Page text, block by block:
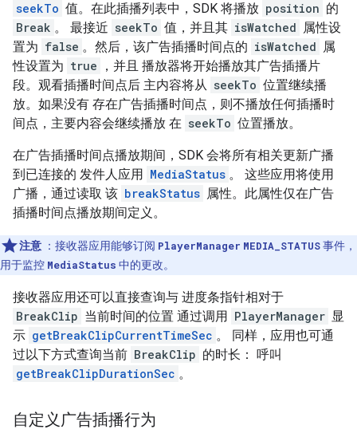
seekTo 值。在此插播列表中，SDK 将播放 position 的
Break 。 最接近 seekTo 值，并且其 isWatched 属性设
置为 false 。然后，该广告插播时间点的 isWatched 属
性设置为 true
，并且 播放器将开始播放其广告插播片
段。观看插播时间点后 主内容将从 seekTo 位置继续播
放。如果没有 存在广告插播时间点，则不播放任何插播时
间点，主要内容会继续播放 在 seekTo 位置播放。
在广告插播时间点播放期间，SDK 会将所有相关更新广播
到已连接的 发件人应用 MediaStatus 。 这些应用将使用
广播，通过读取 该 breakStatus 属性。此属性仅在广告
插播时间点播放期间定义。
注意 ：接收器应用能够订阅 PlayerManager MEDIA_STATUS事件，
用于监控 MediaStatus 中的更改。
接收器应用还可以直接查询与 进度条指针相对于
BreakClip 当前时间的位置 通过调用 PlayerManager 显
示 getBreakClipCurrentTimeSec 。 同样，应用也可通
过以下方式查询当前 BreakClip 的时长： 呼叫
getBreakClipDurationSec 。
自定义广告插播行为